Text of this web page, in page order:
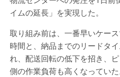
イムの延長」を実現した。
取り組み前は、一番早いケー
時間と、納品までのリードタ
れ、配送回転の低下を招き、
側の作業負荷も高くなってい